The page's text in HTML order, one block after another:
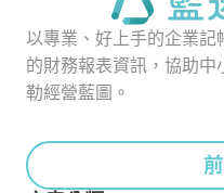
以專業、好上手的企業記
的財務報表資訊，協助
勒經營藍圖。